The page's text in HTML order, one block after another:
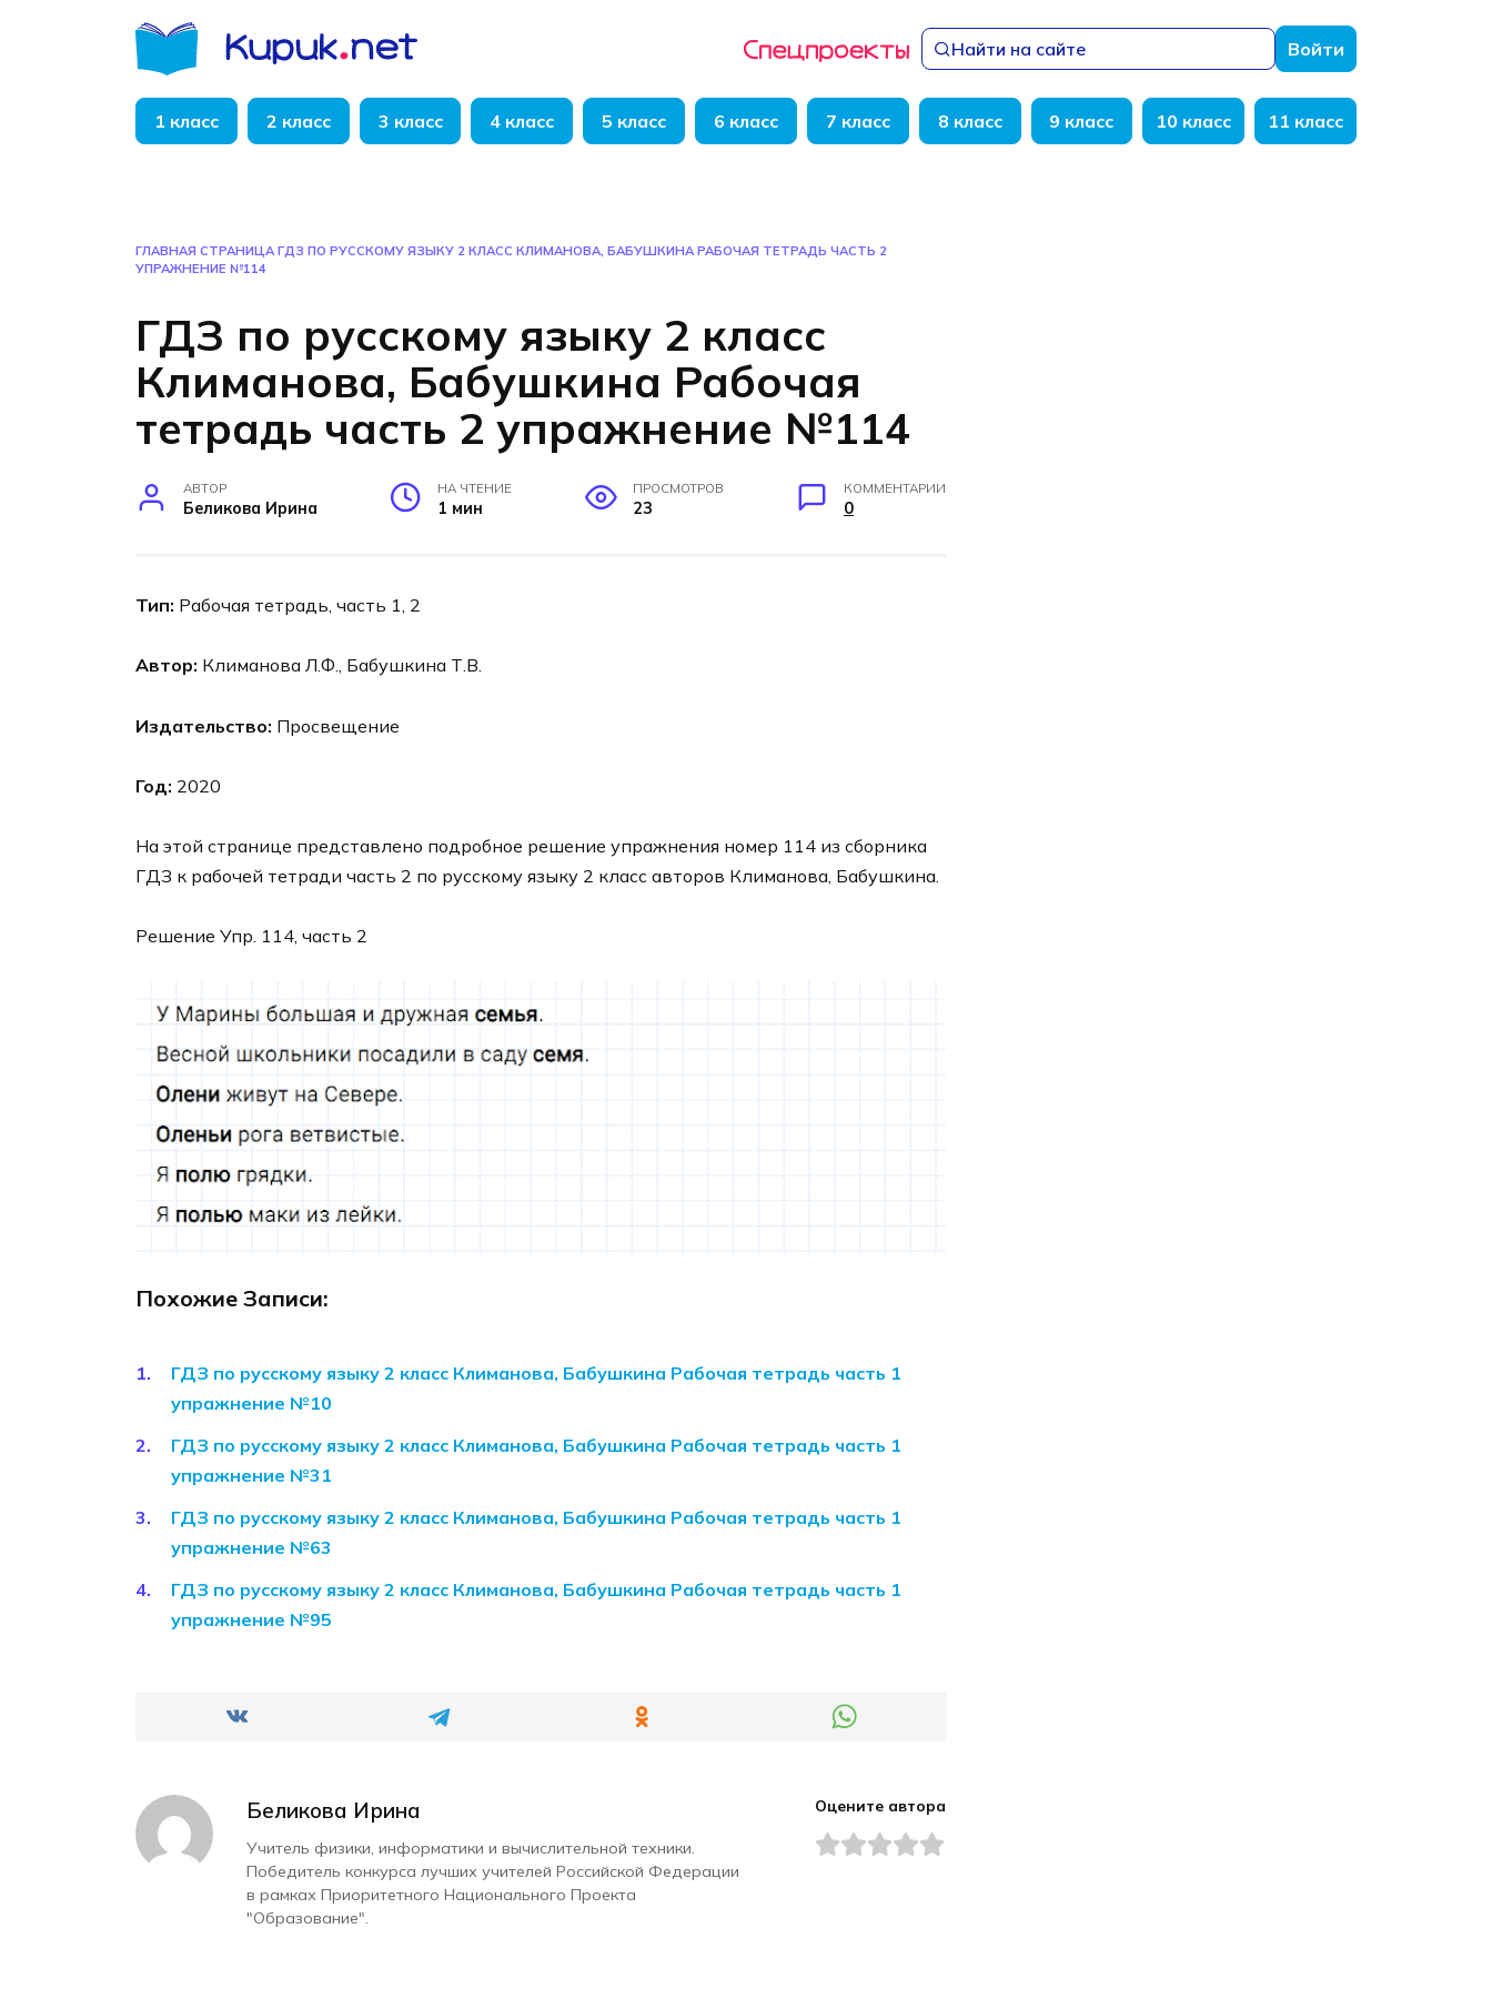
Найти на сайте Войти
1 класс 2 класс 3 класс 4 класс 5 класс 6 класс 7 класс 8 класс 9 класс 10 класс 11 класс
ГЛАВНАЯ СТРАНИЦА ГДЗ ПО РУССКОМУ ЯЗЫКУ 2 КЛАСС КЛИМАНОВА, БАБУШКИНА РАБОЧАЯ ТЕТРАДЬ ЧАСТЬ 2
УПРАЖНЕНИЕ №114
ГДЗ по русскому языку 2 класс
Климанова, Бабушкина Рабочая
тетрадь часть 2 упражнение №114
АВТОР
Беликова Ирина
НА ЧТЕНИЕ
1 мин
ПРОСМОТРОВ
23
КОММЕНТАРИИ
0
Тип: Рабочая тетрадь, часть 1, 2
Автор: Климанова Л.Ф., Бабушкина Т.В.
Издательство: Просвещение
Год: 2020
На этой странице представлено подробное решение упражнения номер 114 из сборника
ГДЗ к рабочей тетради часть 2 по русскому языку 2 класс авторов Климанова, Бабушкина.
Решение Упр. 114, часть 2
Похожие Записи:
ГДЗ по русскому языку 2 класс Климанова, Бабушкина Рабочая тетрадь часть 1
упражнение №10
ГДЗ по русскому языку 2 класс Климанова, Бабушкина Рабочая тетрадь часть 1
упражнение №31
ГДЗ по русскому языку 2 класс Климанова, Бабушкина Рабочая тетрадь часть 1
упражнение №63
ГДЗ по русскому языку 2 класс Климанова, Бабушкина Рабочая тетрадь часть 1
упражнение №95
Беликова Ирина
Учитель физики, информатики и вычислительной техники.
Победитель конкурса лучших учителей Российской Федерации
в рамках Приоритетного Национального Проекта
"Образование".
Оцените автора